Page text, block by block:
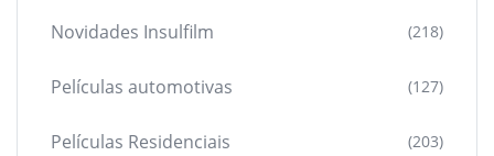
Novidades Insulfilm (218)
Películas automotivas (127)
Películas Residenciais (203)